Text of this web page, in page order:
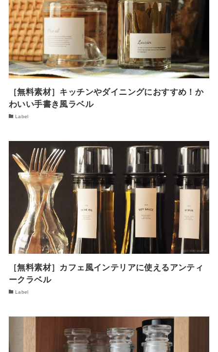
［無料素材］キッチンやダイニングにおすすめ！か
わいい手書き風ラベル
Label
［無料素材］カフェ風インテリアに使えるアンティ
ークラベル
Label